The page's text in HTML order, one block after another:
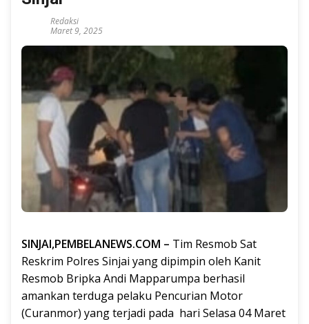
Redaksi
Maret 9, 2025
SINJAI,PEMBELANEWS.COM – Tim Resmob Sat
Reskrim Polres Sinjai yang dipimpin oleh Kanit
Resmob Bripka Andi Mapparumpa berhasil
amankan terduga pelaku Pencurian Motor
(Curanmor) yang terjadi pada hari Selasa 04 Maret